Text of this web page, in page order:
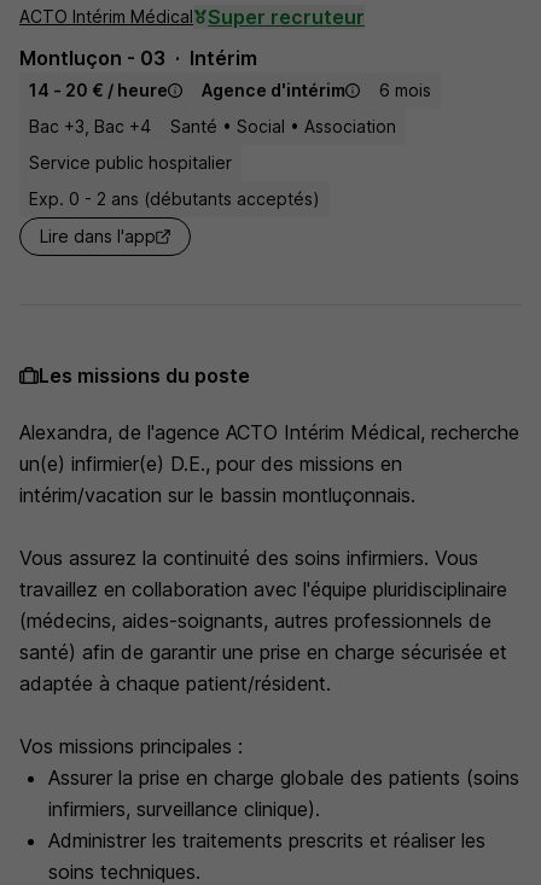
ACTO Intérim Médical
Super recruteur
Montluçon - 03
Intérim
14 - 20 € / heure Agence d'intérim
6 mois
Bac +3, Bac +4
Santé • Social • Association
Service public hospitalier
Exp. 0 - 2 ans (débutants acceptés)
Lire dans l'app
Les missions du poste
Alexandra, de l'agence ACTO Intérim Médical, recherche
un(e) infirmier(e) D.E., pour des missions en
intérim/vacation sur le bassin montluçonnais.
Vous assurez la continuité des soins infirmiers. Vous
travaillez en collaboration avec l'équipe pluridisciplinaire
(médecins, aides-soignants, autres professionnels de
santé) afin de garantir une prise en charge sécurisée et
adaptée à chaque patient/résident.
Vos missions principales :
Assurer la prise en charge globale des patients (soins
infirmiers, surveillance clinique).
Administrer les traitements prescrits et réaliser les
soins techniques.